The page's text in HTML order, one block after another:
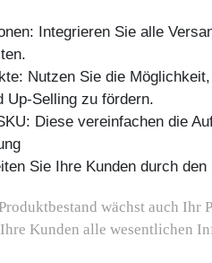
Integrieren Sie alle
Nutzen Sie die
Up-Selling zu fördern.
Diese vereinfachen die
Sie Ihre Kunden durch den
wächst auch Ihr
Kunden alle wesentlichen